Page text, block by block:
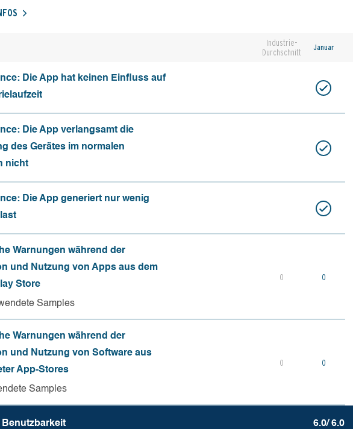
Industrie-
Durchschnitt
Januar
Die App hat keinen Einfluss auf
Die App verlangsamt die
des Gerätes im normalen
nicht
Die App generiert nur wenig
Warnungen während der
und Nutzung von Apps aus dem
Store
Samples
0 0
Warnungen während der
und Nutzung von Software aus
App-Stores
Samples
0 0
Benutz­barkeit 6.0/ 6.0